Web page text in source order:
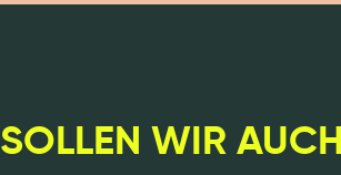
SOLLEN WIR